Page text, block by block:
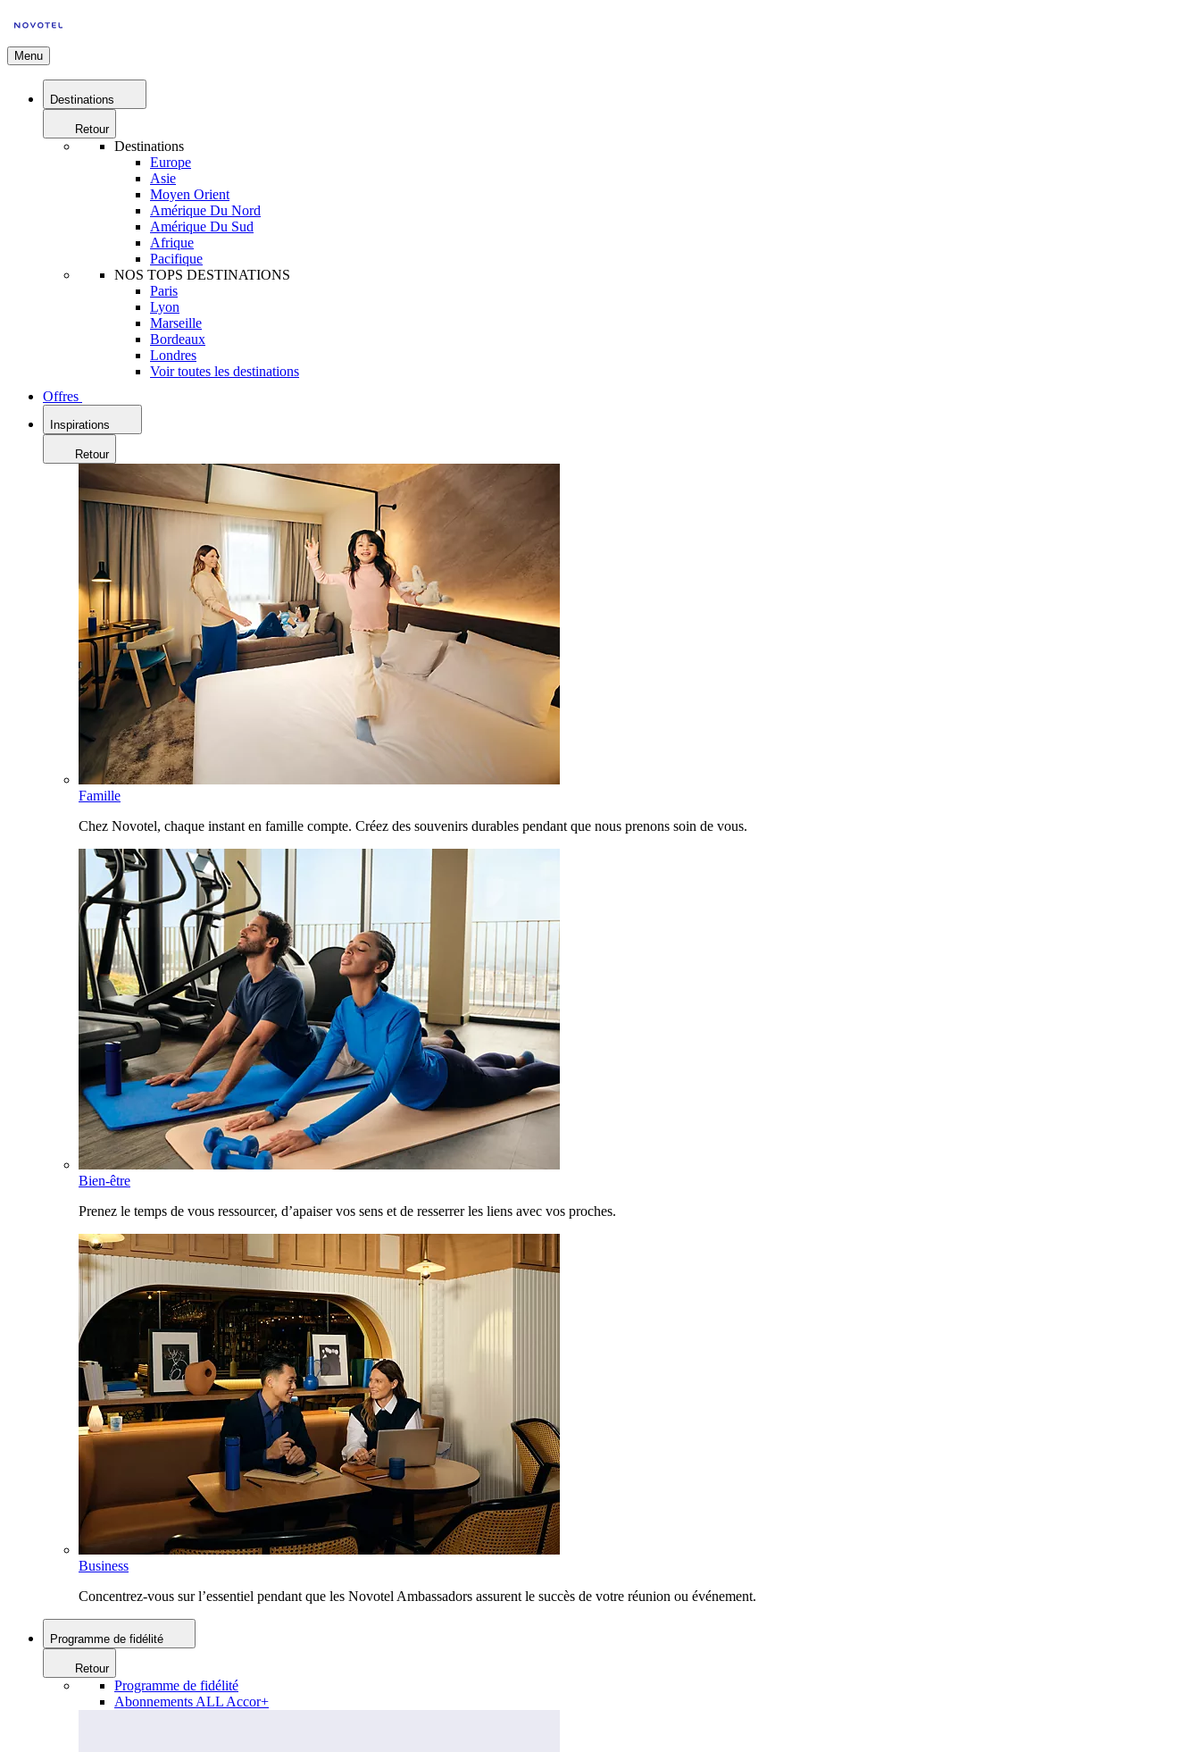
Menu
Destinations
Retour
Destinations
Europe
Asie
Moyen Orient
Amérique Du Nord
Amérique Du Sud
Afrique
Pacifique
NOS TOPS DESTINATIONS
Paris
Lyon
Marseille
Bordeaux
Londres
Voir toutes les destinations
Offres
Inspirations
Retour
Famille
Chez Novotel, chaque instant en famille compte. Créez des souvenirs durables pendant que nous prenons soin de vous.
Bien-être
Prenez le temps de vous ressourcer, d’apaiser vos sens et de resserrer les liens avec vos proches.
Business
Concentrez-vous sur l’essentiel pendant que les Novotel Ambassadors assurent le succès de votre réunion ou événement.
Programme de fidélité
Retour
Programme de fidélité
Abonnements ALL Accor+